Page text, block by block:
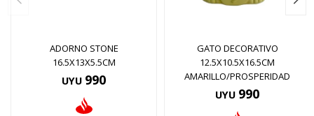
ADORNO STONE
16.5X13X5.5CM
UYU 990
GATO DECORATIVO
12.5X10.5X16.5CM
AMARILLO/PROSPERIDAD
UYU 990